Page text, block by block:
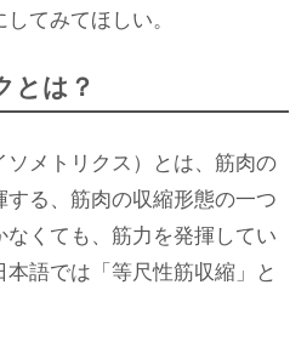
てみてほしい。
とは？
メトリクス）とは、筋肉の
る、筋肉の収縮形態の一つ
くても、筋力を発揮してい
語では「等尺性筋収縮」と